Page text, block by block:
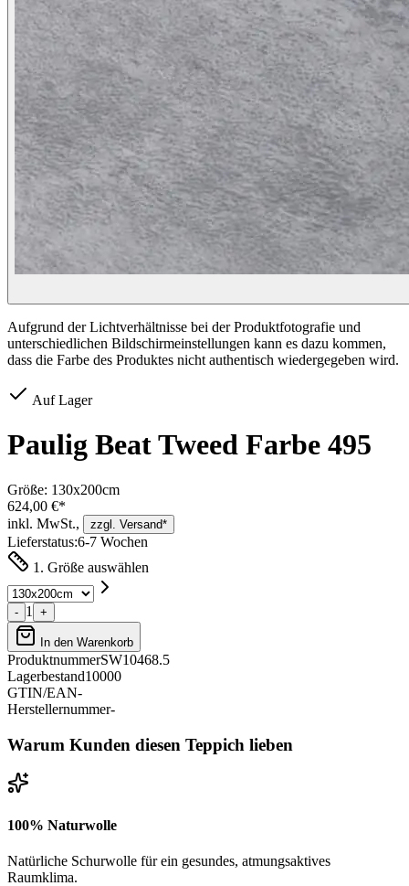
Aufgrund der Lichtverhältnisse bei der Produktfotografie und
unterschiedlichen Bildschirmeinstellungen kann es dazu kommen,
dass die Farbe des Produktes nicht authentisch wiedergegeben wird.
Auf Lager
Paulig Beat Tweed Farbe 495
Größe: 130x200cm
624,00 €*
inkl. MwSt.,
zzgl. Versand*
Lieferstatus:6-7 Wochen
1. Größe auswählen
- 1 +
In den Warenkorb
ProduktnummerSW10468.5
Lagerbestand10000
GTIN/EAN-
Herstellernummer-
Warum Kunden diesen Teppich lieben
100% Naturwolle
Natürliche Schurwolle für ein gesundes, atmungsaktives
Raumklima.